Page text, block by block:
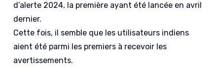
d’alerte 2024, la première ayant été lancée en avril
dernier.
Cette fois, il semble que les utilisateurs indiens
aient été parmi les premiers à recevoir les
avertissements.